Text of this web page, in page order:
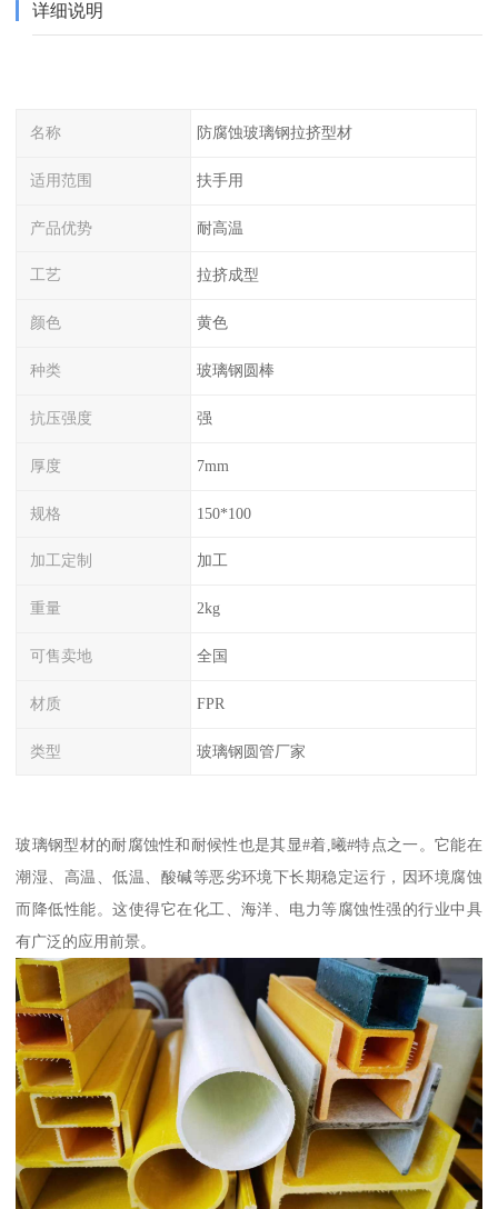
详细说明
名称 防腐蚀玻璃钢拉挤型材
适用范围 扶手用
产品优势 耐高温
工艺 拉挤成型
颜色 黄色
种类 玻璃钢圆棒
抗压强度 强
厚度 7mm
规格 150*100
加工定制 加工
重量 2kg
可售卖地 全国
材质 FPR
类型 玻璃钢圆管厂家
玻璃钢型材的耐腐蚀性和耐候性也是其显#着,曦#特点之一。它能在
潮湿、高温、低温、酸碱等恶劣环境下长期稳定运行，因环境腐蚀
而降低性能。这使得它在化工、海洋、电力等腐蚀性强的行业中具
有广泛的应用前景。